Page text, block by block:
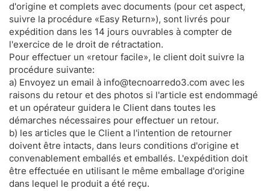
d'origine et complets avec documents (pour cet aspect,
suivre la procédure «Easy Return»), sont livrés pour
expédition dans les 14 jours ouvrables à compter de
l'exercice de le droit de rétractation.
Pour effectuer un «retour facile», le client doit suivre la
procédure suivante:
a) Envoyez un email à info@tecnoarredo3.com avec les
raisons du retour et des photos si l'article est endommagé
et un opérateur guidera le Client dans toutes les
démarches nécessaires pour effectuer un retour.
b) les articles que le Client a l'intention de retourner
doivent être intacts, dans leurs conditions d'origine et
convenablement emballés et emballés. L'expédition doit
être effectuée en utilisant le même emballage d'origine
dans lequel le produit a été reçu.